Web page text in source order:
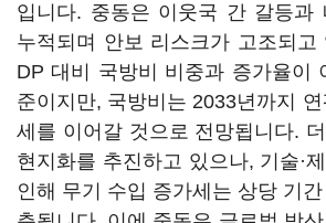
입니다. 중동은 이웃국 간 갈등과
누적되며 안보 리스크가 고조되고
DP 대비 국방비 비중과 증가율이
준이지만, 국방비는 2033년까지
세를 이어갈 것으로 전망됩니다.
현지화를 추진하고 있으나, 기술·
인해 무기 수입 증가세는 상당 기